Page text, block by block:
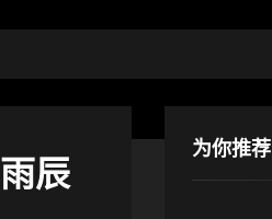
辰
为你推荐